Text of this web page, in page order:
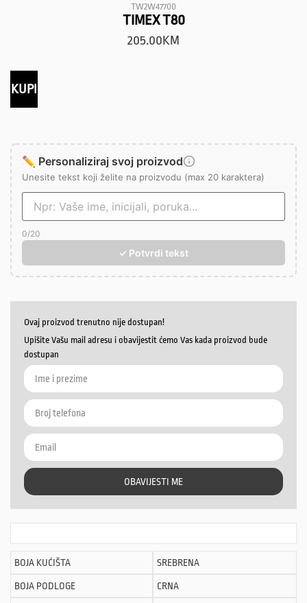
TW2W47700
TIMEX T80
205.00KM
KUPI
✏️ Personaliziraj svoj proizvod
Unesite tekst koji želite na proizvodu (max 20 karaktera)
0/20
✓ Potvrdi tekst
Ovaj proizvod trenutno nije dostupan!
Upišite Vašu mail adresu i obavijestit ćemo Vas kada proizvod bude
dostupan
OBAVIJESTI ME
BOJA KUĆIŠTA SREBRENA
BOJA PODLOGE CRNA